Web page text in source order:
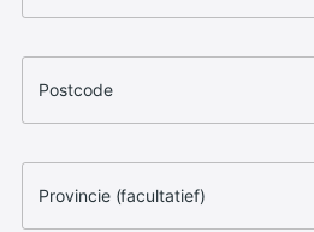
Postcode
Provincie (facultatief)